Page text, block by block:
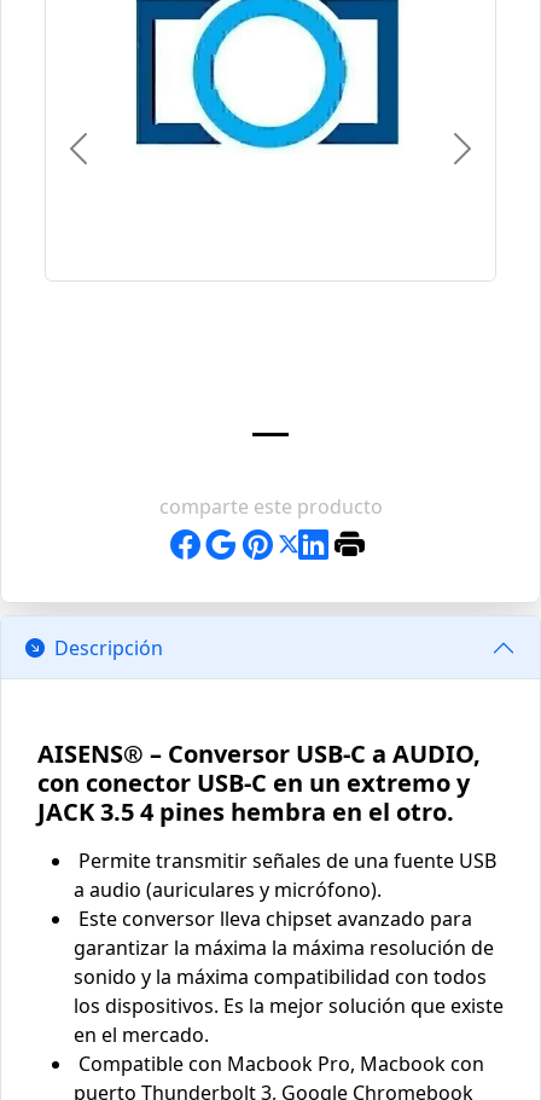
Previous Next
comparte este producto
Descripción
AISENS® – Conversor USB-C a AUDIO,
con conector USB-C en un extremo y
JACK 3.5 4 pines hembra en el otro.
Permite transmitir señales de una fuente USB
a audio (auriculares y micrófono).
Este conversor lleva chipset avanzado para
garantizar la máxima la máxima resolución de
sonido y la máxima compatibilidad con todos
los dispositivos. Es la mejor solución que existe
en el mercado.
Compatible con Macbook Pro, Macbook con
puerto Thunderbolt 3, Google Chromebook